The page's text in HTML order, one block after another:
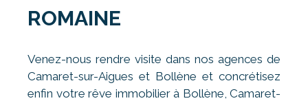
ROMAINE
Venez-nous rendre visite dans nos agences de
Camaret-sur-Aigues et Bollène et concrétisez
enfin votre rêve immobilier à Bollène, Camaret-